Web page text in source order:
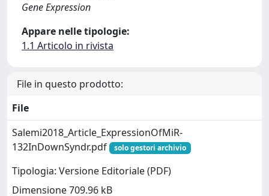
Gene Expression
Appare nelle tipologie:
1.1 Articolo in rivista
File in questo prodotto:
File
Salemi2018_Article_ExpressionOfMiR-
132InDownSyndr.pdf
solo gestori archivio
Tipologia: Versione Editoriale (PDF)
Dimensione 709.96 kB